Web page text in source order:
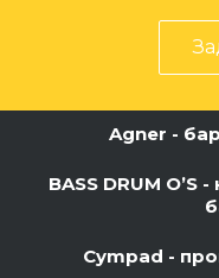
Agner -
BASS DRUM O’S
Cympad -